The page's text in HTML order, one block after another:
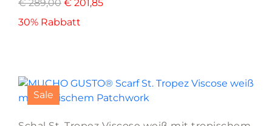
€289,00 € 201,85
30% Rabbatt
Sale